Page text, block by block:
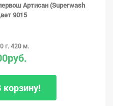
Артисан (Superwash
9015
г. 420 м.
корзину!